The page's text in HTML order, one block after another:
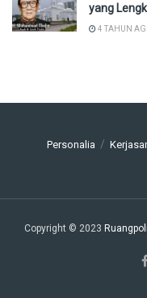
yang
4 TAHUN
Personalia
Copyright © 2023